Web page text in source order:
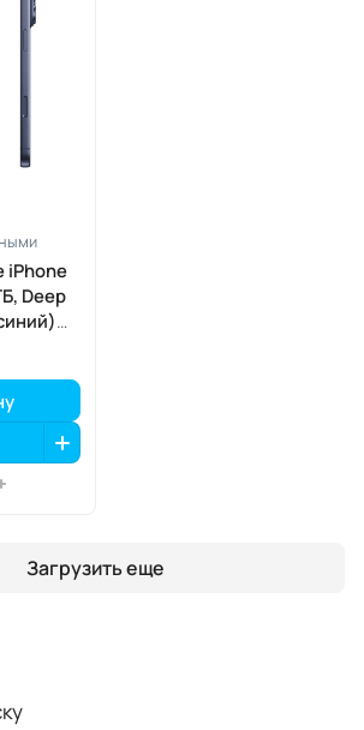
iPhone
Deep
Загрузить еще